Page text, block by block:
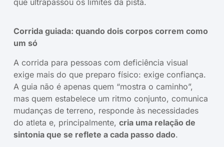
Corrida guiada: quando dois corpos correm como
um só
A corrida para pessoas com deficiência visual
exige mais do que preparo físico: exige confiança.
A guia não é apenas quem “mostra o caminho”,
mas quem estabelece um ritmo conjunto, comunica
mudanças de terreno, responde às necessidades
do atleta e, principalmente, cria uma relação de
sintonia que se reflete a cada passo dado.